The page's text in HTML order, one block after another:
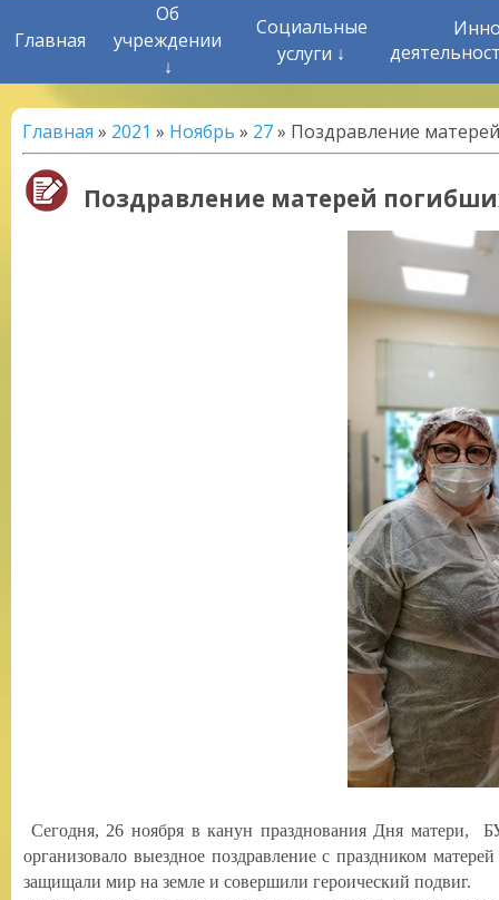
Главная
Об
учреждении
↓
Социальные
услуги ↓
Главная » 2021 » Ноябрь » 27» Поздравление
Поздравление матерей
Сегодня, 26 ноября в канун празднования Дня матери,
организовало выездное поздравление с праздником
защищали мир на земле и совершили героический подвиг.